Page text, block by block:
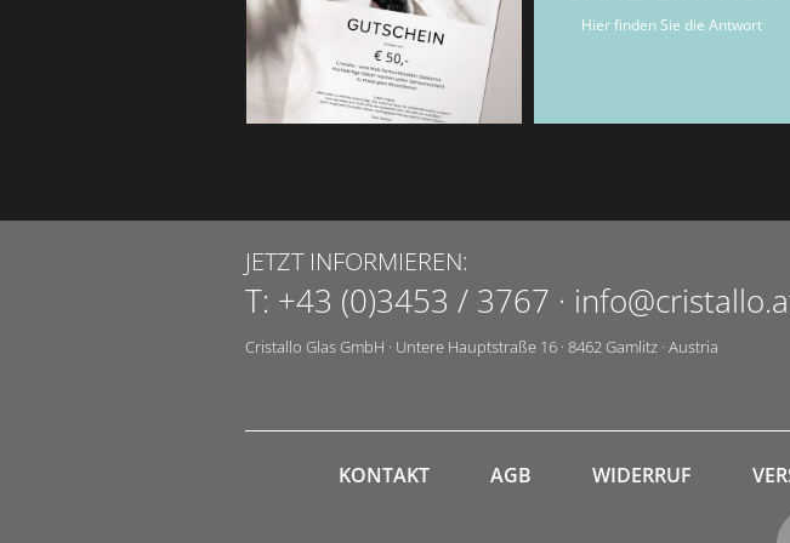
Hier finden Sie die Antwort
JETZT INFORMIEREN:
T: +43 (0)3453 / 3767 ·
Cristallo Glas GmbH · Untere Hauptstraße 16 · 8462Gamlitz · Austria
KONTAKT AGB WIDERRUF